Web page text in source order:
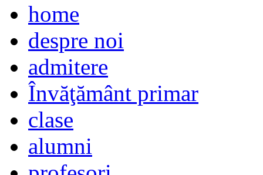
home
despre noi
admitere
Învăţământ primar
clase
alumni